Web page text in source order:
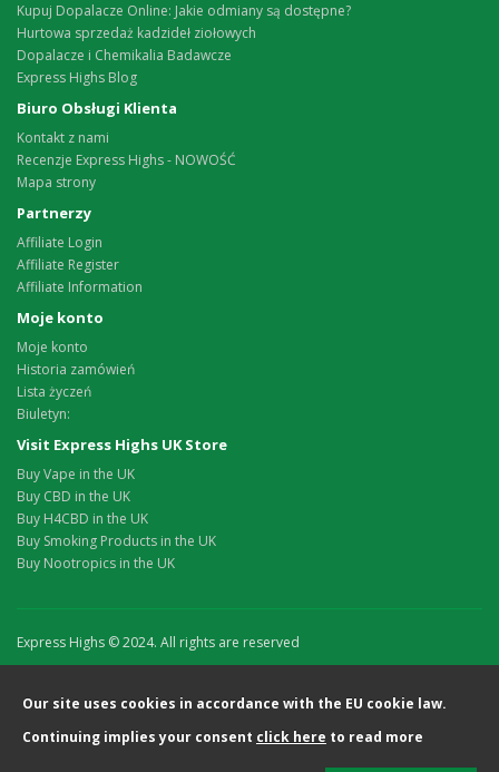
Kupuj Dopalacze Online: Jakie odmiany są dostępne?
Hurtowa sprzedaż kadzideł ziołowych
Dopalacze i Chemikalia Badawcze
Express Highs Blog
Biuro Obsługi Klienta
Kontakt z nami
Recenzje Express Highs - NOWOŚĆ
Mapa strony
Partnerzy
Affiliate Login
Affiliate Register
Affiliate Information
Moje konto
Moje konto
Historia zamówień
Lista życzeń
Biuletyn:
Visit Express Highs UK Store
Buy Vape in the UK
Buy CBD in the UK
Buy H4CBD in the UK
Buy Smoking Products in the UK
Buy Nootropics in the UK
Express Highs © 2024. All rights are reserved
Our site uses cookies in accordance with the EU cookie law.
Continuing implies your consent click here to read more